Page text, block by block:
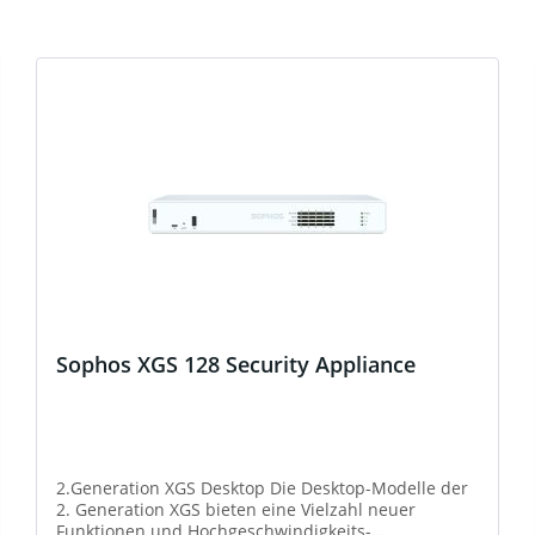
Sophos XGS 128 Security Appliance
2.Generation XGS Desktop Die Desktop-Modelle der
2. Generation XGS bieten eine Vielzahl neuer